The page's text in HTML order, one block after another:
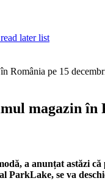
later list
magazin în
a anunțat astăzi
ParkLake, se va